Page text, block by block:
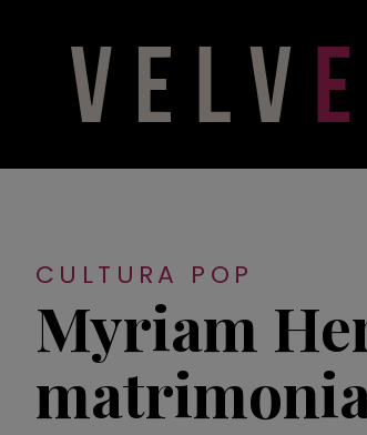
CULTURA POP
Myriam